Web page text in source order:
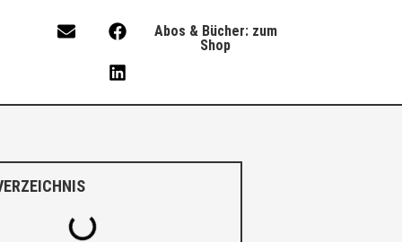
Abos & Bücher: zum
Shop